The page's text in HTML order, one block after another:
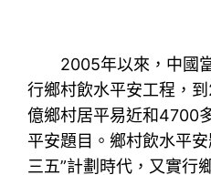
2005年以來，中國當
行鄉村飲水平安工程，
億鄉村居平易近和4700
平安題目。鄉村飲水平
三五”計劃時代，又實行